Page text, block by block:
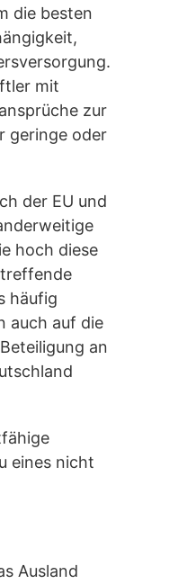
die besten
mit
zur
geringe oder
der EU und
hoch diese
häufig
auch auf die
an
eines nicht
Ausland